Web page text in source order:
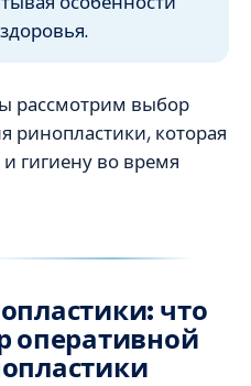
рассмотрим выбор
ринопластики, которая
и гигиену во время
что
оперативной